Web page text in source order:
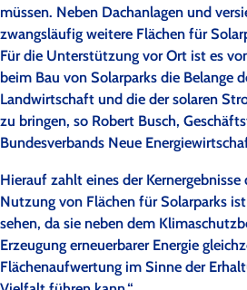
müssen. Neben Dachanlagen und
zwangsläufig weitere Flächen für
Für die Unterstützung vor Ort ist es
beim Bau von Solarparks die Belange
Landwirtschaft und die der solaren
zu bringen, so Robert Busch,
Bundesverbands Neue
Hierauf zahlt eines der Kernergebnisse
Nutzung von Flächen für Solarparks
sehen, da sie neben dem
Erzeugung erneuerbarer Energie
Flächenaufwertung im Sinne der